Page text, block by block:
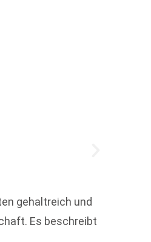
gehaltreich und
Es beschreibt